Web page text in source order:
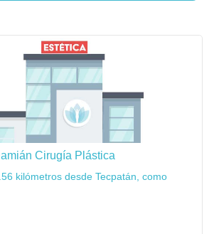
Cirugía Plástica
kilómetros desde Tecpatán, como